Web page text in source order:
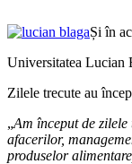
Și în
Universitatea Lucian
Zilele trecute au
„Am început de
afacerilor,
produselor